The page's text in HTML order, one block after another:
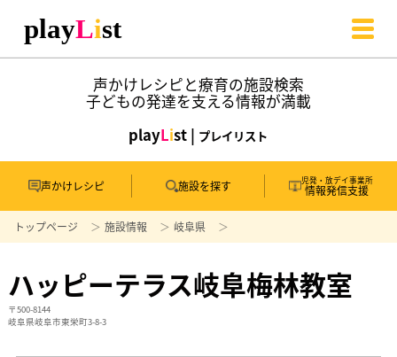
声かけレシピと療育の施設検索
子どもの発達を支える情報が満載
playList | プレイリスト
声かけレシピ 施設を探す 児発・放デイ事業所
情報発信支援
トップページ 施設情報 岐阜県
ハッピーテラス岐阜梅林教室
〒500-8144
岐阜県岐阜市東栄町3-8-3